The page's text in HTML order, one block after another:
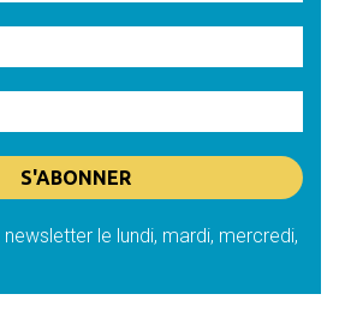
le lundi, mardi, mercredi,